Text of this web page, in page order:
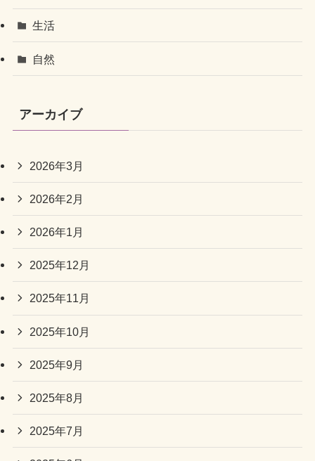
生活
自然
アーカイブ
2026年3月
2026年2月
2026年1月
2025年12月
2025年11月
2025年10月
2025年9月
2025年8月
2025年7月